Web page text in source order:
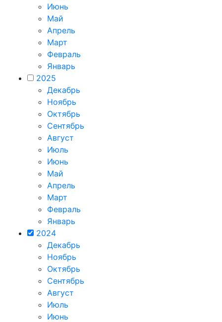
Июнь
Май
Апрель
Март
Февраль
Январь
2025
Декабрь
Ноябрь
Октябрь
Сентябрь
Август
Июль
Июнь
Май
Апрель
Март
Февраль
Январь
2024
Декабрь
Ноябрь
Октябрь
Сентябрь
Август
Июль
Июнь